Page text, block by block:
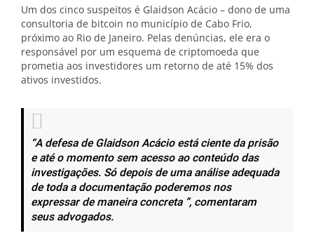
Um dos cinco suspeitos é Glaidson Acácio – dono de uma
consultoria de bitcoin no município de Cabo Frio,
próximo ao Rio de Janeiro. Pelas denúncias, ele era o
responsável por um esquema de criptomoeda que
prometia aos investidores um retorno de até 15% dos
ativos investidos.
“A defesa de Glaidson Acácio está ciente da prisão
e até o momento sem acesso ao conteúdo das
investigações. Só depois de uma análise adequada
de toda a documentação poderemos nos
expressar de maneira concreta ”, comentaram
seus advogados.